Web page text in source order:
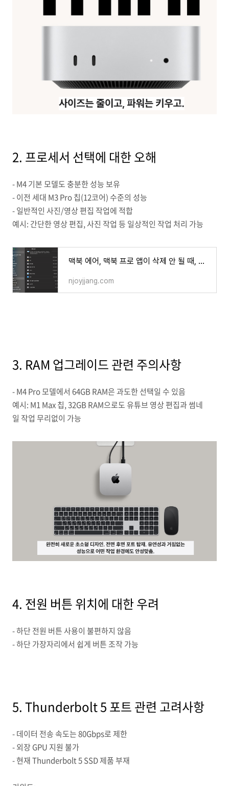
2. 프로세서 선택에 대한 오해
- M4 기본 모델도 충분한 성능 보유
- 이전 세대 M3 Pro 칩(12코어) 수준의 성능
- 일반적인 사진/영상 편집 작업에 적합
예시: 간단한 영상 편집, 사진 작업 등 일상적인 작업 처리 가능
맥북 에어, 맥북 프로 앱이 삭제 안 될 때, 확실하게 지우기
njoyjjang.com
3. RAM 업그레이드 관련 주의사항
- M4 Pro 모델에서 64GB RAM은 과도한 선택일 수 있음
예시: M1 Max 칩, 32GB RAM으로도 유튜브 영상 편집과 썸네
일 작업 무리없이 가능
4. 전원 버튼 위치에 대한 우려
- 하단 전원 버튼 사용이 불편하지 않음
- 하단 가장자리에서 쉽게 버튼 조작 가능
5. Thunderbolt 5 포트 관련 고려사항
- 데이터 전송 속도는 80Gbps로 제한
- 외장 GPU 지원 불가
- 현재 Thunderbolt 5 SSD 제품 부재